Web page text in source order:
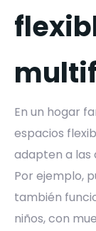
En un hogar
espacios
adapten a las
Por ejemplo,
también
niños, con